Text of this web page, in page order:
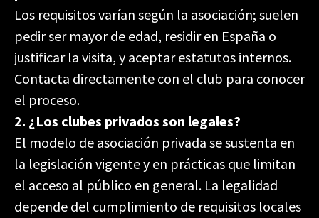
Los requisitos varían según la asociación; suelen
pedir ser mayor de edad, residir en España o
justificar la visita, y aceptar estatutos internos.
Contacta directamente con el club para conocer
el proceso.
2. ¿Los clubes privados son legales?
El modelo de asociación privada se sustenta en
la legislación vigente y en prácticas que limitan
el acceso al público en general. La legalidad
depende del cumplimiento de requisitos locales